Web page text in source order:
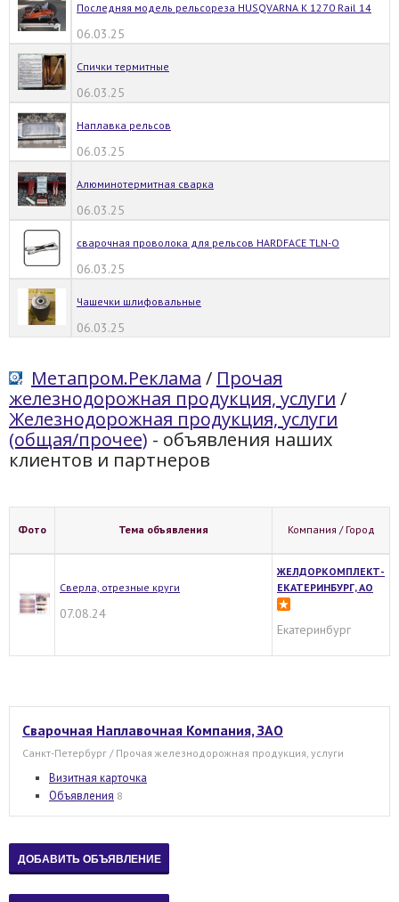
Последняя модель рельсореза НUSQVАRNА К 1270 Rаil 14
06.03.25
Спички термитные
06.03.25
Наплавка рельсов
06.03.25
Алюминотермитная сварка
06.03.25
сварочная проволока для рельсов HARDFACE TLN-O
06.03.25
Чашечки шлифовальные
06.03.25
Метапром.Реклама / Прочая
железнодорожная продукция, услуги /
Железнодорожная продукция, услуги
(общая/прочее) - объявления наших
клиентов и партнеров
Фото Тема объявления Компания / Город
Сверла, отрезные круги
07.08.24
ЖЕЛДОРКОМПЛЕКТ-
ЕКАТЕРИНБУРГ, АО
Екатеринбург
Cварочная Наплавочная Компания, ЗАО
Санкт-Петербург / Прочая железнодорожная продукция, услуги
Визитная карточка
Объявления 8